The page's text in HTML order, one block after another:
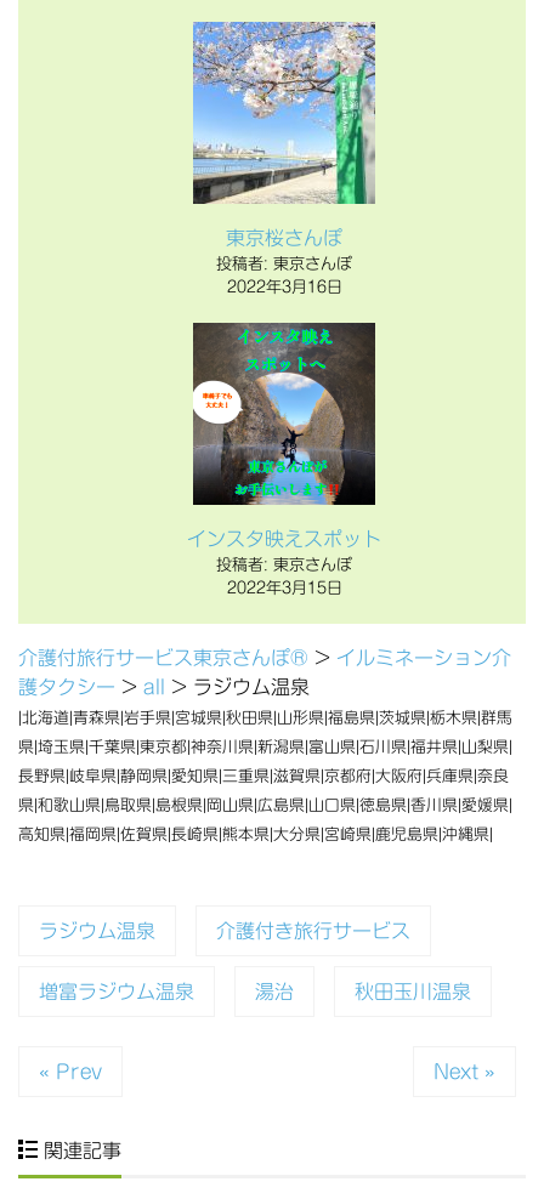
東京桜さんぽ
投稿者: 東京さんぽ
2022年3月16日
インスタ映えスポット
投稿者: 東京さんぽ
2022年3月15日
介護付旅行サービス東京さんぽ® > イルミネーション介
護タクシー > all > ラジウム温泉
|北海道|青森県|岩手県|宮城県|秋田県|山形県|福島県|茨城県|栃木県|群馬
県|埼玉県|千葉県|東京都|神奈川県|新潟県|富山県|石川県|福井県|山梨県|
長野県|岐阜県|静岡県|愛知県|三重県|滋賀県|京都府|大阪府|兵庫県|奈良
県|和歌山県|鳥取県|島根県|岡山県|広島県|山口県|徳島県|香川県|愛媛県|
高知県|福岡県|佐賀県|長崎県|熊本県|大分県|宮崎県|鹿児島県|沖縄県|
ラジウム温泉 介護付き旅行サービス
増富ラジウム温泉 湯治 秋田玉川温泉
« Prev Next »
関連記事